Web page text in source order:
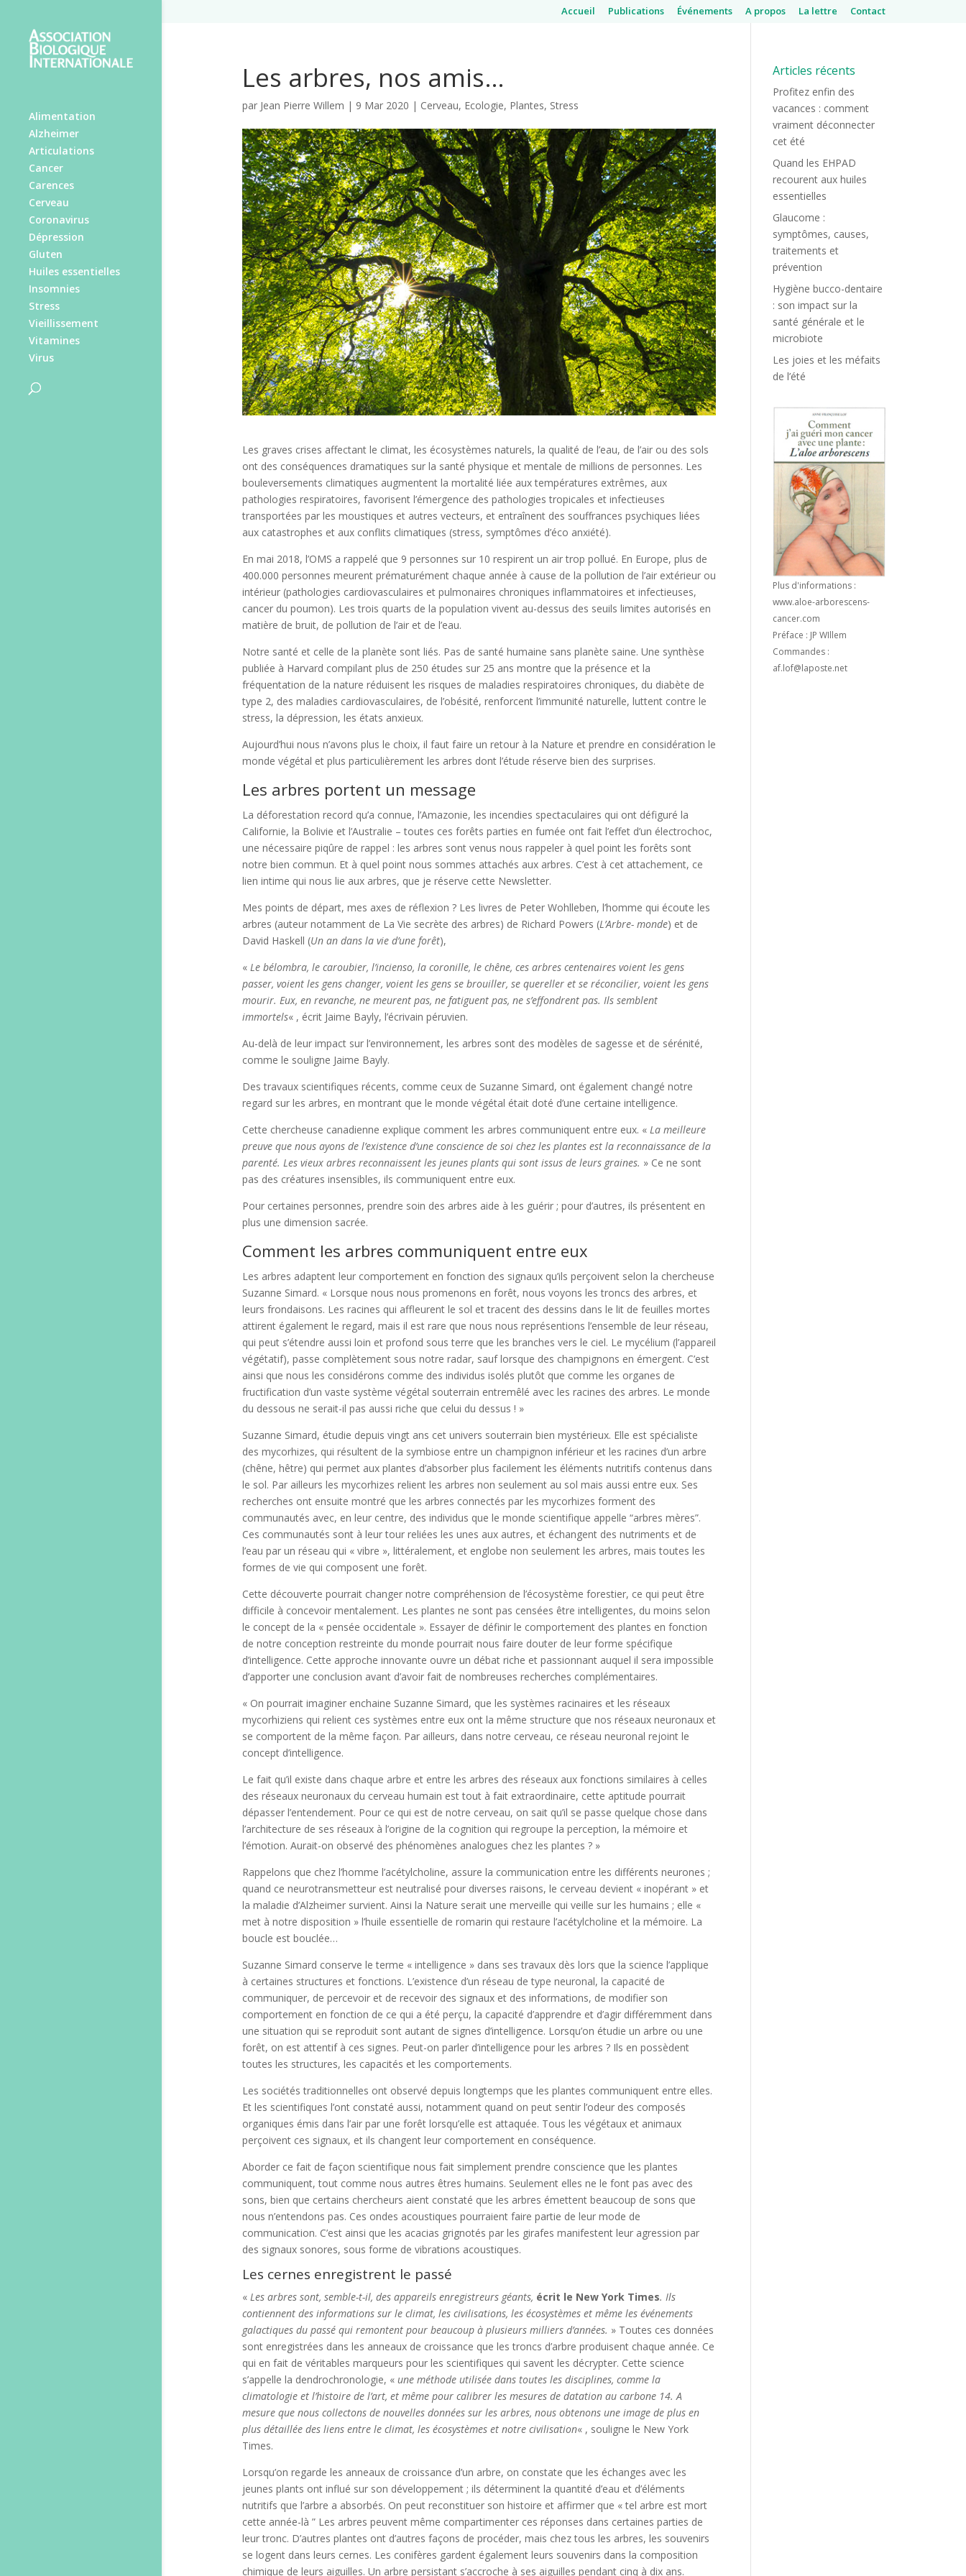
Accueil Publications Événements A propos La lettre Contact
Alimentation
Alzheimer
Articulations
Cancer
Carences
Cerveau
Coronavirus
Dépression
Gluten
Huiles essentielles
Insomnies
Stress
Vieillissement
Vitamines
Virus
Les arbres, nos amis…
par Jean Pierre Willem | 9 Mar 2020 | Cerveau, Ecologie, Plantes, Stress
Les graves crises affectant le climat, les écosystèmes naturels, la qualité de l’eau, de l’air ou des sols
ont des conséquences dramatiques sur la santé physique et mentale de millions de personnes. Les
bouleversements climatiques augmentent la mortalité liée aux températures extrêmes, aux
pathologies respiratoires, favorisent l’émergence des pathologies tropicales et infectieuses
transportées par les moustiques et autres vecteurs, et entraînent des souffrances psychiques liées
aux catastrophes et aux conflits climatiques (stress, symptômes d’éco anxiété).
En mai 2018, l’OMS a rappelé que 9 personnes sur 10 respirent un air trop pollué. En Europe, plus de
400.000 personnes meurent prématurément chaque année à cause de la pollution de l’air extérieur ou
intérieur (pathologies cardiovasculaires et pulmonaires chroniques inflammatoires et infectieuses,
cancer du poumon). Les trois quarts de la population vivent au-dessus des seuils limites autorisés en
matière de bruit, de pollution de l’air et de l’eau.
Notre santé et celle de la planète sont liés. Pas de santé humaine sans planète saine. Une synthèse
publiée à Harvard compilant plus de 250 études sur 25 ans montre que la présence et la
fréquentation de la nature réduisent les risques de maladies respiratoires chroniques, du diabète de
type 2, des maladies cardiovasculaires, de l’obésité, renforcent l’immunité naturelle, luttent contre le
stress, la dépression, les états anxieux.
Aujourd’hui nous n’avons plus le choix, il faut faire un retour à la Nature et prendre en considération le
monde végétal et plus particulièrement les arbres dont l’étude réserve bien des surprises.
Les arbres portent un message
La déforestation record qu’a connue, l’Amazonie, les incendies spectaculaires qui ont défiguré la
Californie, la Bolivie et l’Australie – toutes ces forêts parties en fumée ont fait l’effet d’un électrochoc,
une nécessaire piqûre de rappel : les arbres sont venus nous rappeler à quel point les forêts sont
notre bien commun. Et à quel point nous sommes attachés aux arbres. C’est à cet attachement, ce
lien intime qui nous lie aux arbres, que je réserve cette Newsletter.
Mes points de départ, mes axes de réflexion ? Les livres de Peter Wohlleben, l’homme qui écoute les
arbres (auteur notamment de La Vie secrète des arbres) de Richard Powers (L’Arbre- monde) et de
David Haskell (Un an dans la vie d’une forêt),
« Le bélombra, le caroubier, l’incienso, la coronille, le chêne, ces arbres centenaires voient les gens
passer, voient les gens changer, voient les gens se brouiller, se quereller et se réconcilier, voient les gens
mourir. Eux, en revanche, ne meurent pas, ne fatiguent pas, ne s’effondrent pas. Ils semblent
immortels« , écrit Jaime Bayly, l’écrivain péruvien.
Au-delà de leur impact sur l’environnement, les arbres sont des modèles de sagesse et de sérénité,
comme le souligne Jaime Bayly.
Des travaux scientifiques récents, comme ceux de Suzanne Simard, ont également changé notre
regard sur les arbres, en montrant que le monde végétal était doté d’une certaine intelligence.
Cette chercheuse canadienne explique comment les arbres communiquent entre eux. « La meilleure
preuve que nous ayons de l’existence d’une conscience de soi chez les plantes est la reconnaissance de la
parenté. Les vieux arbres reconnaissent les jeunes plants qui sont issus de leurs graines. » Ce ne sont
pas des créatures insensibles, ils communiquent entre eux.
Pour certaines personnes, prendre soin des arbres aide à les guérir ; pour d’autres, ils présentent en
plus une dimension sacrée.
Comment les arbres communiquent entre eux
Les arbres adaptent leur comportement en fonction des signaux qu’ils perçoivent selon la chercheuse
Suzanne Simard. « Lorsque nous nous promenons en forêt, nous voyons les troncs des arbres, et
leurs frondaisons. Les racines qui affleurent le sol et tracent des dessins dans le lit de feuilles mortes
attirent également le regard, mais il est rare que nous nous représentions l’ensemble de leur réseau,
qui peut s’étendre aussi loin et profond sous terre que les branches vers le ciel. Le mycélium (l’appareil
végétatif), passe complètement sous notre radar, sauf lorsque des champignons en émergent. C’est
ainsi que nous les considérons comme des individus isolés plutôt que comme les organes de
fructification d’un vaste système végétal souterrain entremêlé avec les racines des arbres. Le monde
du dessous ne serait-il pas aussi riche que celui du dessus ! »
Suzanne Simard, étudie depuis vingt ans cet univers souterrain bien mystérieux. Elle est spécialiste
des mycorhizes, qui résultent de la symbiose entre un champignon inférieur et les racines d’un arbre
(chêne, hêtre) qui permet aux plantes d’absorber plus facilement les éléments nutritifs contenus dans
le sol. Par ailleurs les mycorhizes relient les arbres non seulement au sol mais aussi entre eux. Ses
recherches ont ensuite montré que les arbres connectés par les mycorhizes forment des
communautés avec, en leur centre, des individus que le monde scientifique appelle “arbres mères”.
Ces communautés sont à leur tour reliées les unes aux autres, et échangent des nutriments et de
l’eau par un réseau qui « vibre », littéralement, et englobe non seulement les arbres, mais toutes les
formes de vie qui composent une forêt.
Cette découverte pourrait changer notre compréhension de l’écosystème forestier, ce qui peut être
difficile à concevoir mentalement. Les plantes ne sont pas censées être intelligentes, du moins selon
le concept de la « pensée occidentale ». Essayer de définir le comportement des plantes en fonction
de notre conception restreinte du monde pourrait nous faire douter de leur forme spécifique
d’intelligence. Cette approche innovante ouvre un débat riche et passionnant auquel il sera impossible
d’apporter une conclusion avant d’avoir fait de nombreuses recherches complémentaires.
« On pourrait imaginer enchaine Suzanne Simard, que les systèmes racinaires et les réseaux
mycorhiziens qui relient ces systèmes entre eux ont la même structure que nos réseaux neuronaux et
se comportent de la même façon. Par ailleurs, dans notre cerveau, ce réseau neuronal rejoint le
concept d’intelligence.
Le fait qu’il existe dans chaque arbre et entre les arbres des réseaux aux fonctions similaires à celles
des réseaux neuronaux du cerveau humain est tout à fait extraordinaire, cette aptitude pourrait
dépasser l’entendement. Pour ce qui est de notre cerveau, on sait qu’il se passe quelque chose dans
l’architecture de ses réseaux à l’origine de la cognition qui regroupe la perception, la mémoire et
l’émotion. Aurait-on observé des phénomènes analogues chez les plantes ? »
Rappelons que chez l’homme l’acétylcholine, assure la communication entre les différents neurones ;
quand ce neurotransmetteur est neutralisé pour diverses raisons, le cerveau devient « inopérant » et
la maladie d’Alzheimer survient. Ainsi la Nature serait une merveille qui veille sur les humains ; elle «
met à notre disposition » l’huile essentielle de romarin qui restaure l’acétylcholine et la mémoire. La
boucle est bouclée…
Suzanne Simard conserve le terme « intelligence » dans ses travaux dès lors que la science l’applique
à certaines structures et fonctions. L’existence d’un réseau de type neuronal, la capacité de
communiquer, de percevoir et de recevoir des signaux et des informations, de modifier son
comportement en fonction de ce qui a été perçu, la capacité d’apprendre et d’agir différemment dans
une situation qui se reproduit sont autant de signes d’intelligence. Lorsqu’on étudie un arbre ou une
forêt, on est attentif à ces signes. Peut-on parler d’intelligence pour les arbres ? Ils en possèdent
toutes les structures, les capacités et les comportements.
Les sociétés traditionnelles ont observé depuis longtemps que les plantes communiquent entre elles.
Et les scientifiques l’ont constaté aussi, notamment quand on peut sentir l’odeur des composés
organiques émis dans l’air par une forêt lorsqu’elle est attaquée. Tous les végétaux et animaux
perçoivent ces signaux, et ils changent leur comportement en conséquence.
Aborder ce fait de façon scientifique nous fait simplement prendre conscience que les plantes
communiquent, tout comme nous autres êtres humains. Seulement elles ne le font pas avec des
sons, bien que certains chercheurs aient constaté que les arbres émettent beaucoup de sons que
nous n’entendons pas. Ces ondes acoustiques pourraient faire partie de leur mode de
communication. C’est ainsi que les acacias grignotés par les girafes manifestent leur agression par
des signaux sonores, sous forme de vibrations acoustiques.
Les cernes enregistrent le passé
« Les arbres sont, semble-t-il, des appareils enregistreurs géants, écrit le New York Times. Ils
contiennent des informations sur le climat, les civilisations, les écosystèmes et même les événements
galactiques du passé qui remontent pour beaucoup à plusieurs milliers d’années. » Toutes ces données
sont enregistrées dans les anneaux de croissance que les troncs d’arbre produisent chaque année. Ce
qui en fait de véritables marqueurs pour les scientifiques qui savent les décrypter. Cette science
s’appelle la dendrochronologie, « une méthode utilisée dans toutes les disciplines, comme la
climatologie et l’histoire de l’art, et même pour calibrer les mesures de datation au carbone 14. A
mesure que nous collectons de nouvelles données sur les arbres, nous obtenons une image de plus en
plus détaillée des liens entre le climat, les écosystèmes et notre civilisation« , souligne le New York
Times.
Lorsqu’on regarde les anneaux de croissance d’un arbre, on constate que les échanges avec les
jeunes plants ont influé sur son développement ; ils déterminent la quantité d’eau et d’éléments
nutritifs que l’arbre a absorbés. On peut reconstituer son histoire et affirmer que « tel arbre est mort
cette année-là ” Les arbres peuvent même compartimenter ces réponses dans certaines parties de
leur tronc. D’autres plantes ont d’autres façons de procéder, mais chez tous les arbres, les souvenirs
se logent dans leurs cernes. Les conifères gardent également leurs souvenirs dans la composition
chimique de leurs aiguilles. Un arbre persistant s’accroche à ses aiguilles pendant cinq à dix ans.
Articles récents
Profitez enfin des
vacances : comment
vraiment déconnecter
cet été
Quand les EHPAD
recourent aux huiles
essentielles
Glaucome :
symptômes, causes,
traitements et
prévention
Hygiène bucco-dentaire
: son impact sur la
santé générale et le
microbiote
Les joies et les méfaits
de l’été
Plus d'informations :
www.aloe-arborescens-
cancer.com
Préface : JP WIllem
Commandes :
af.lof@laposte.net